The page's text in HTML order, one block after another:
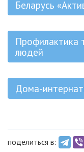
Беларусь
Профилактика
людей
Дома-
поделиться в: